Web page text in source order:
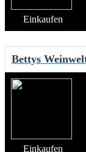
Einkaufen
Bettys
Einkaufen